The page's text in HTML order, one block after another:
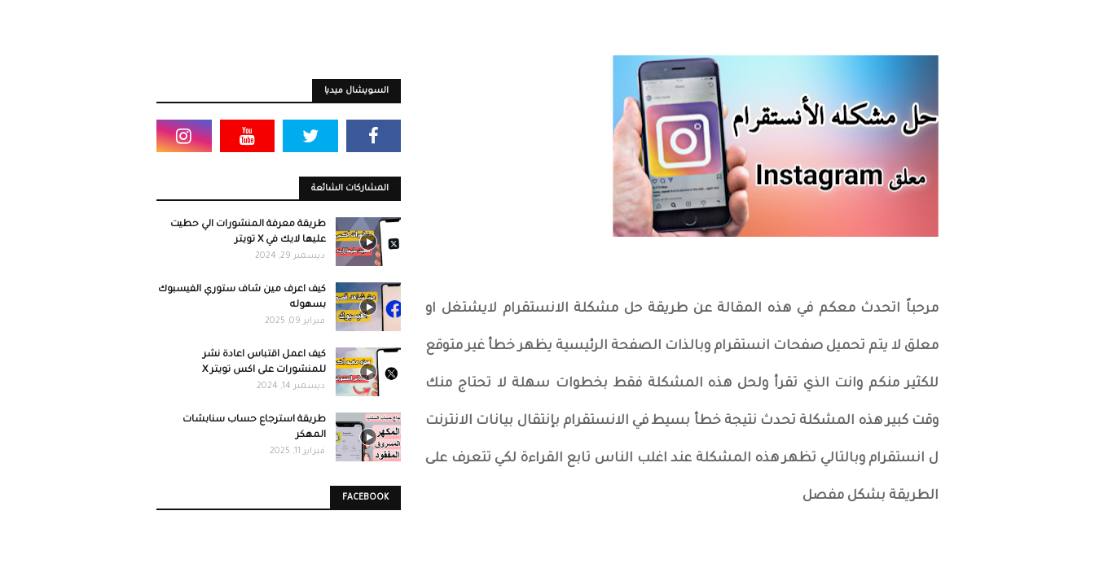
مرحباً اتحدث معكم في هذه المقالة عن طريقة حل مشكلة الانستقرام لايشتغل او
معلق لا يتم تحميل صفحات انستقرام وبالذات الصفحة الرئيسية يظهر خطأ غير متوقع
للكثير منكم وانت الذي تقرأ ولحل هذه المشكلة فقط بخطوات سهلة لا تحتاج منك
وقت كبير هذه المشكلة تحدث نتيجة خطأ بسيط في الانستقرام بإنتقال بيانات الانترنت
ل انستقرام وبالتالي تظهر هذه المشكلة عند اغلب الناس تابع القراءة لكي تتعرف على
الطريقة بشكل مفصل
السويشال ميديا
المشاركات الشائعة
طريقة معرفة المنشورات الي حطيت
عليها لايك في X تويتر
ديسمبر 29, 2024
كيف اعرف مين شاف ستوري الفيسبوك
بسهوله
فبراير 09, 2025
كيف اعمل اقتباس اعادة نشر
للمنشورات على اكس تويتر X
ديسمبر 14, 2024
طريقة استرجاع حساب سنابشات
المهكر
فبراير 11, 2025
FACEBOOK